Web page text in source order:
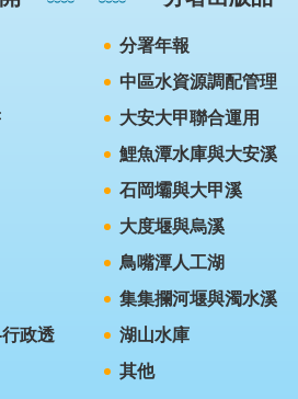
政透
分署年報
中區水資源調配管理
大安大甲聯合運用
鯉魚潭水庫與大安溪
石岡壩與大甲溪
大度堰與烏溪
鳥嘴潭人工湖
集集攔河堰與濁水溪
湖山水庫
其他